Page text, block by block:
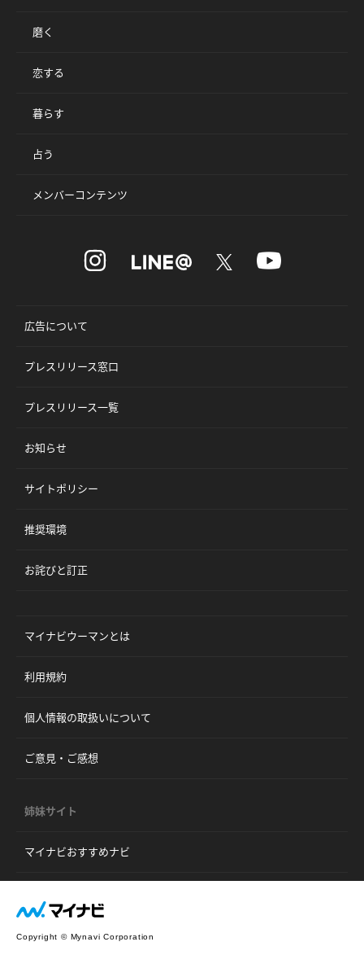
磨く
恋する
暮らす
占う
メンバーコンテンツ
広告について
プレスリリース窓口
プレスリリース一覧
お知らせ
サイトポリシー
推奨環境
お詫びと訂正
マイナビウーマンとは
利用規約
個人情報の取扱いについて
ご意見・ご感想
姉妹サイト
マイナビおすすめナビ
Copyright © Mynavi Corporation